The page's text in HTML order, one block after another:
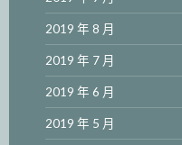
2019 年 8 月
2019 年 7 月
2019 年 6 月
2019 年 5 月